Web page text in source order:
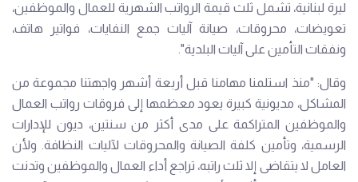
ليرة لبنانية، تشمل ثلث قيمة الرواتب الشهرية للعمال والموظفين،
تعويضات، محروقات، صيانة آليات جمع النفايات، فواتير هاتف،
ونفقات التأمين على آليات البلدية".
وقال: "منذ استلمنا مهامنا قبل أربعة أشهر واجهتنا مجموعة من
المشاكل، مديونية كبيرة يعود معظمها إلى فروقات رواتب العمال
والموظفين المتراكمة على مدى أكثر من سنتين، ديون للإدارات
الرسمية، وتأمين كلفة الصيانة والمحروقات لآليات النظافة. ولأن
العامل لا يتقاضى إلا ثلث راتبه، تراجع أداء العمال والموظفين وتدنت